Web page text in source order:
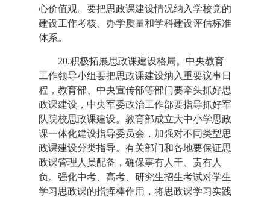
心价值观。要把思政课建设情况纳入学校党的
建设工作考核、办学质量和学科建设评估标准
体系。
20.积极拓展思政课建设格局。中央教育
工作领导小组要把思政课建设纳入重要议事日
程，教育部、中央宣传部等部门要牵头抓好思
政课建设，中央军委政治工作部要指导抓好军
队院校思政课建设。教育部成立大中小学思政
课一体化建设指导委员会，加强对不同类型思
政课建设分类指导。有关部门和各地要保证思
政课管理人员配备，确保事有人干、责有人
负。强化中考、高考、研究生招生考试对学生
学习思政课的指挥棒作用，将思政课学习实践